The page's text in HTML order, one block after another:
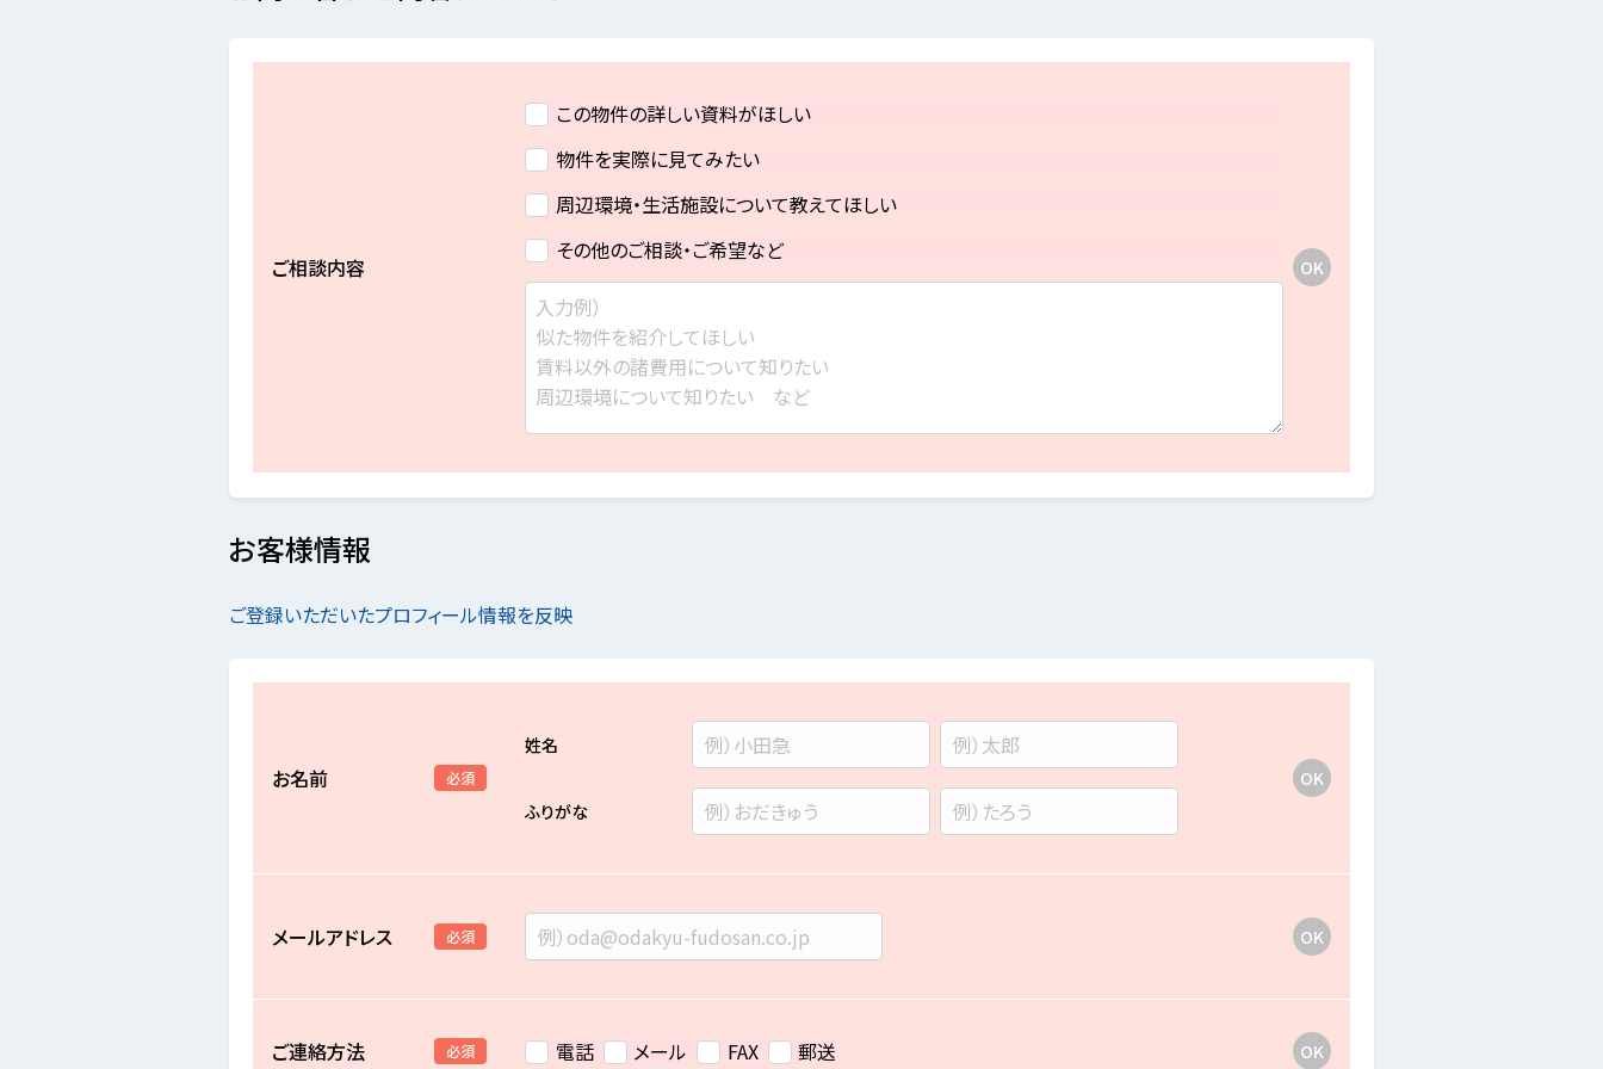
ご相談内容
この物件の詳しい資料がほしい
物件を実際に見てみたい
周辺環境・生活施設について教えてほしい
その他のご相談・ご希望など
お客様情報
ご登録いただいたプロフィール情報を反映
お名前 必須
姓名
ふりがな
メールアドレス 必須
ご連絡方法 必須 電話 メール FAX 郵送